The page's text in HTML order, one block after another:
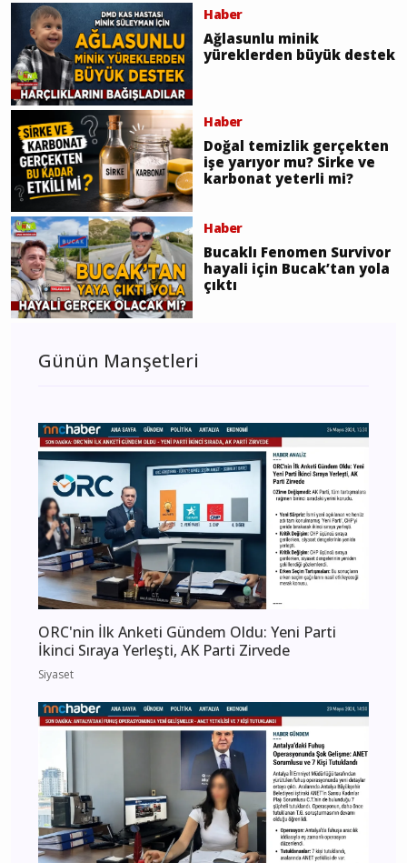
Haber
Ağlasunlu minik
yüreklerden büyük destek
Haber
Doğal temizlik gerçekten
işe yarıyor mu? Sirke ve
karbonat yeterli mi?
Haber
Bucaklı Fenomen Survivor
hayali için Bucak’tan yola
çıktı
Günün Manşetleri
ORC'nin İlk Anketi Gündem Oldu: Yeni Parti
İkinci Sıraya Yerleşti, AK Parti Zirvede
Siyaset